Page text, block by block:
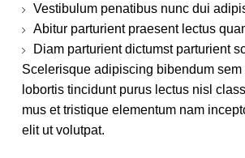
Vestibulum penatibus nunc dui
Abitur parturient praesent lectus
Diam parturient dictumst parturient
Scelerisque adipiscing bibendum
lobortis tincidunt purus lectus nisl
mus et tristique elementum nam
elit ut volutpat.